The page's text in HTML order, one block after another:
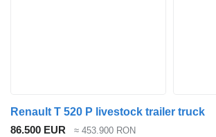
Renault T 520 P livestock trailer truck
86.500 EUR
≈ 453.900 RON